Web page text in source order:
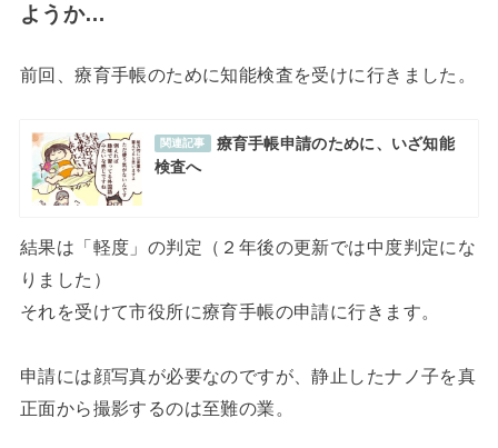
ようか…
前回、療育手帳のために知能検査を受けに行きました。
関連記事
療育手帳申請のために、いざ知能
検査へ
結果は「軽度」の判定（２年後の更新では中度判定にな
りました）
それを受けて市役所に療育手帳の申請に行きます。
申請には顔写真が必要なのですが、静止したナノ子を真
正面から撮影するのは至難の業。